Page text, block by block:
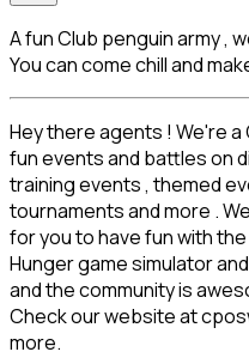
A fun Club penguin army ,
You can come chill and
Hey there agents ! We're a
fun events and battles on
training events , themed
tournaments and more .
for you to have fun with
Hunger game simulator
and the community is
Check our website at
more.